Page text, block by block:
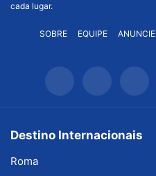
cada lugar.
SOBRE EQUIPE ANUNCIE
Destino Internacionais
Roma